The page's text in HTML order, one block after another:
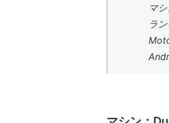
マ
ラ